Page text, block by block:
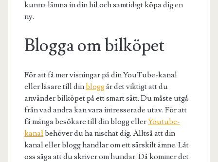
kunna lämna in din bil och samtidigt köpa dig en
ny.
Blogga om bilköpet
För att få mer visningar på din YouTube-kanal
eller läsare till dinbloggär det viktigt att du
använder bilköpet på ett smart sätt. Du måste utgå
från vad andra kan vara intresserade utav. För att
få många besökare till din blogg ellerYoutube-
kanal behöver du ha nischat dig. Alltså att din
kanal eller blogg handlar om ett särskilt ämne. Låt
oss säga att du skriver om hundar. Då kommer det